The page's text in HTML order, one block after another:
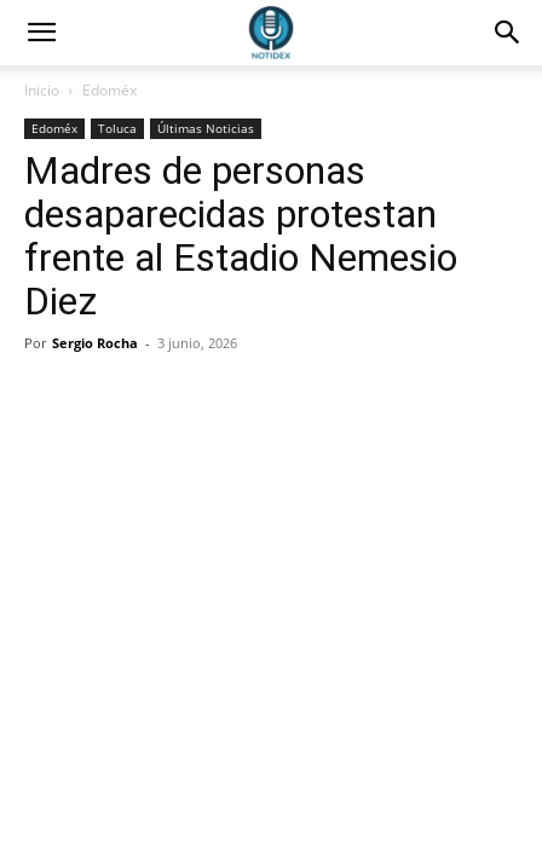
Inicio Edoméx
Edoméx Toluca Últimas Noticias
Madres de personas
desaparecidas protestan
frente al Estadio Nemesio
Diez
Por Sergio Rocha - 3 junio, 2026